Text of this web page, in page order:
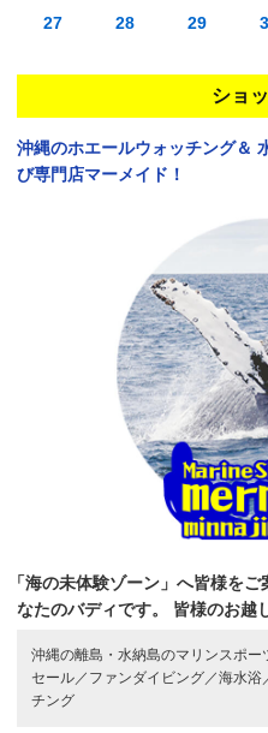
27 28 29
ショ
沖縄のホエールウォッチング＆
び専門店マーメイド！
「海の未体験ゾーン」へ皆様をご
なたのバディです。
皆様のお越
沖縄の離島・水納島のマリンスポー
セール／ ファンダイビング／海水浴
チング